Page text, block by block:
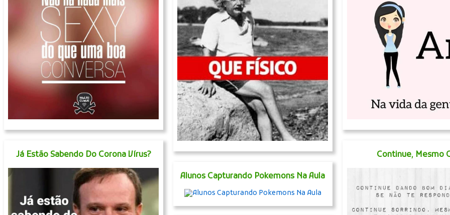
Já Estão Sabendo Do Corona Vírus?
Alunos Capturando Pokemons Na Aula
Continue, Mesmo